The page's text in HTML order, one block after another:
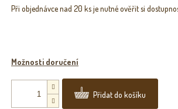
Možnosti doručení
Přidat do košíku
Při objednávce nad 20 ks je nutné ověřit si